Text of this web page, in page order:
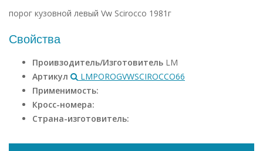
порог кузовной левый Vw Scirocco 1981г
Свойства
Проивзодитель/Изготовитель LM
Артикул
LMPOROGVWSCIROCCO66
Применимость:
Кросс-номера:
Страна-изготовитель: